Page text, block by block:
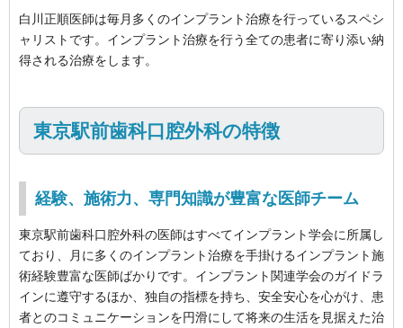
白川正順医師は毎月多くのインプラント治療を行っているスペシ
ャリストです。インプラント治療を行う全ての患者に寄り添い納
得される治療をします。
東京駅前歯科口腔外科の特徴
経験、施術力、専門知識が豊富な医師チーム
東京駅前歯科口腔外科の医師はすべてインプラント学会に所属し
ており、月に多くのインプラント治療を手掛けるインプラント施
術経験豊富な医師ばかりです。インプラント関連学会のガイドラ
インに遵守するほか、独自の指標を持ち、安全安心を心がけ、患
者とのコミュニケーションを円滑にして将来の生活を見据えた治